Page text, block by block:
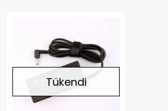
Tükendi